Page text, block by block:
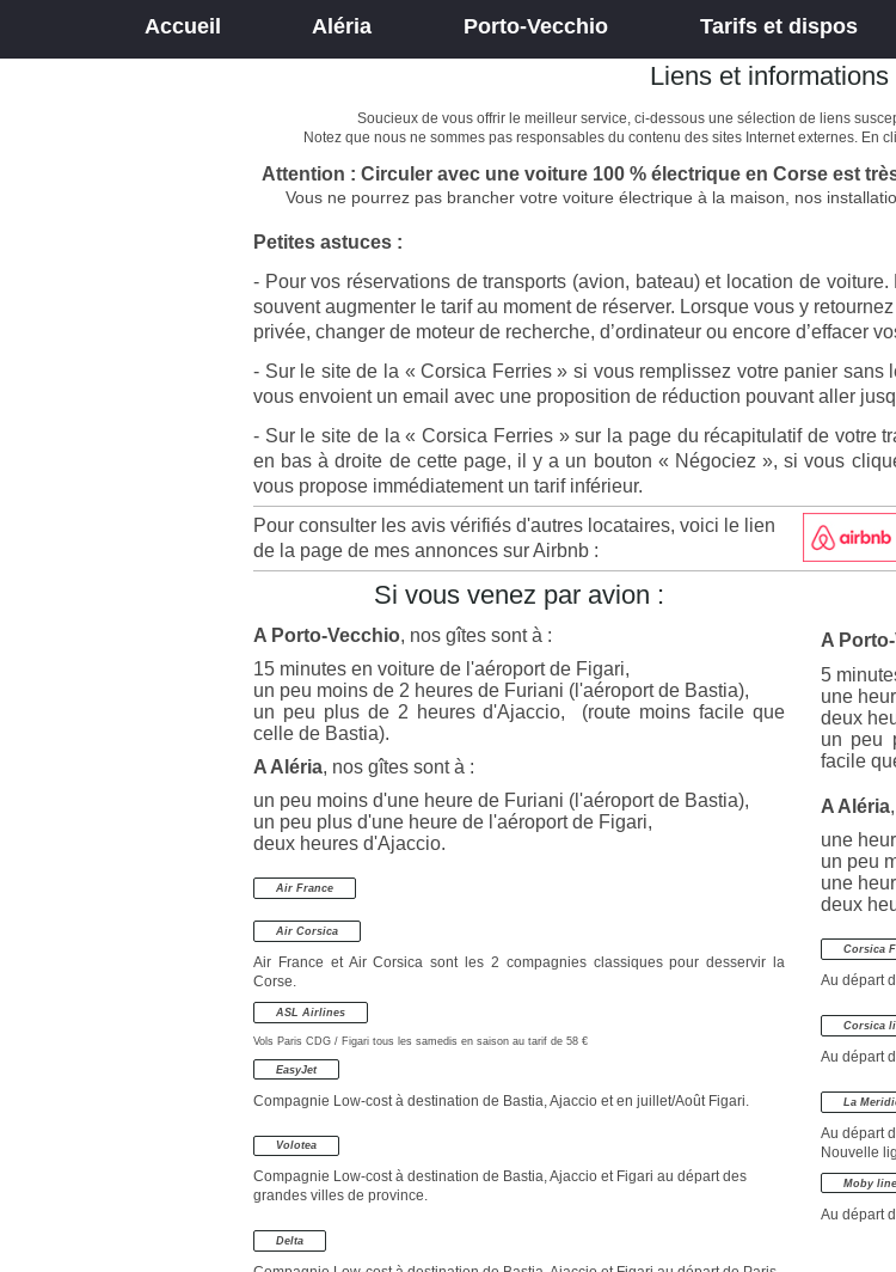
Accueil Aléria Porto-Vecchio Tarifs et dispos
Liens et informations
Soucieux de vous offrir le meilleur service, ci-dessous une sélection de liens
Notez que nous ne sommes pas responsables du contenu des sites Internet externes. En
Attention : Circuler avec une voiture 100 % électrique en Corse est
Vous ne pourrez pas brancher votre voiture électrique à la maison, nos
Petites astuces :
- Pour vos réservations de transports (avion, bateau) et location de
souvent augmenter le tarif au moment de réserver. Lorsque vous y
privée, changer de moteur de recherche, d’ordinateur ou encore d’effacer
- Sur le site de la « Corsica Ferries » si vous remplissez votre panier sans
vous envoient un email avec une proposition de réduction pouvant aller
- Sur le site de la « Corsica Ferries » sur la page du récapitulatif de votre
en bas à droite de cette page, il y a un bouton « Négociez », si vous
vous propose immédiatement un tarif inférieur.
Pour consulter les avis vérifiés d'autres locataires, voici le lien
de la page de mes annonces sur Airbnb :
Si vous venez par avion :
A Porto-Vecchio, nos gîtes sont à :
15 minutes en voiture de l'aéroport de Figari,
un peu moins de 2 heures de Furiani (l'aéroport de Bastia),
un peu plus de 2 heures d'Ajaccio,
(route moins facile que
celle de Bastia).
A Aléria, nos gîtes sont à :
un peu moins d'une heure de Furiani (l'aéroport de Bastia),
un peu plus d'une heure de l'aéroport de Figari,
deux heures d'Ajaccio.
Air France
Air Corsica
Air France et Air Corsica sont les 2 compagnies classiques pour desservir la
Corse.
ASL Airlines
Vols Paris CDG / Figari tous les samedis en saison au tarif de 58 €
EasyJet
Compagnie Low-cost à destination de Bastia, Ajaccio et en juillet/Août Figari.
Volotea
Compagnie Low-cost à destination de Bastia, Ajaccio et Figari au départ des
grandes villes de province.
Delta
A
5
une
deux
un peu
facile
A Aléria
une
un peu
une
deux
Corsica
Au départ
Corsica
Au départ
La
Au départ
Nouvelle
Moby
Au départ